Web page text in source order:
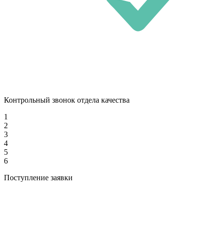
Контрольный звонок отдела качества
1
2
3
4
5
6
Поступление заявки